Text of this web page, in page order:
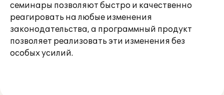
семинары позволяют быстро и качественно
реагировать на любые изменения
законодательства, а программный продукт
позволяет реализовать эти изменения без
особых усилий.